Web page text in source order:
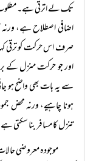
تک لے اترتی ہے۔
اضافی اصطلاح ہے،
صرف اس حرکت کو ترقی
اور جو حرکت منزل کے
سے یہ بات بھی واضح ہو
ہونا چاہیے، ورنہ محض
تنزل کا مسافر بنا سکتی
موجودہ معروضی